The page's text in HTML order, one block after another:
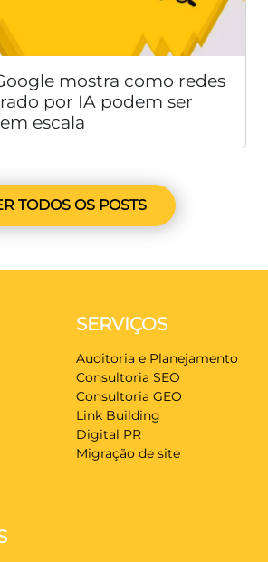
mostra como redes
por IA podem ser
escala
TODOS OS POSTS
SERVIÇOS
Auditoria e Planejamento
Consultoria SEO
Consultoria GEO
Link Building
Digital PR
Migração de site